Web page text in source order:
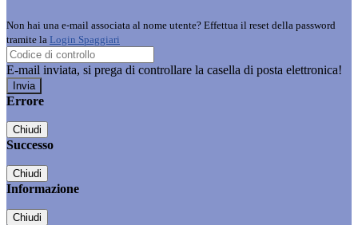
Non hai una e-mail associata al nome utente? Effettua il reset della password
tramite la Login Spaggiari
E-mail inviata, si prega di controllare la casella di posta elettronica!
Errore
Chiudi
Successo
Chiudi
Informazione
Chiudi